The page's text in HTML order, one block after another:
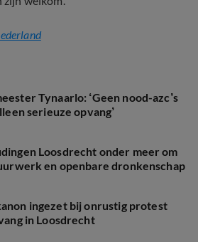
Tynaarlo: ‘Geen nood-azc’s
serieuze opvang’
Loosdrecht onder meer om
en openbare dronkenschap
ingezet bij onrustig protest
in Loosdrecht